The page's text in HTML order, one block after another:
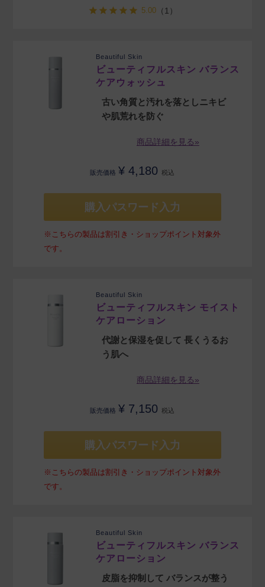
5.00（1）
Beautiful Skin
ビューティフルスキン バランス
ケアウォッシュ
古い角質と汚れを落としニキビ
や肌荒れを防ぐ
商品詳細を見る»
販売価格 ¥ 4,180 税込
購入パスワード入力
※こちらの製品は割引き・ショップポイント対象外
です。
Beautiful Skin
ビューティフルスキン モイスト
ケアローション
代謝と保湿を促して 長くうるお
う肌へ
商品詳細を見る»
販売価格 ¥ 7,150 税込
購入パスワード入力
※こちらの製品は割引き・ショップポイント対象外
です。
Beautiful Skin
ビューティフルスキン バランス
ケアローション
皮脂を抑制して バランスが整う